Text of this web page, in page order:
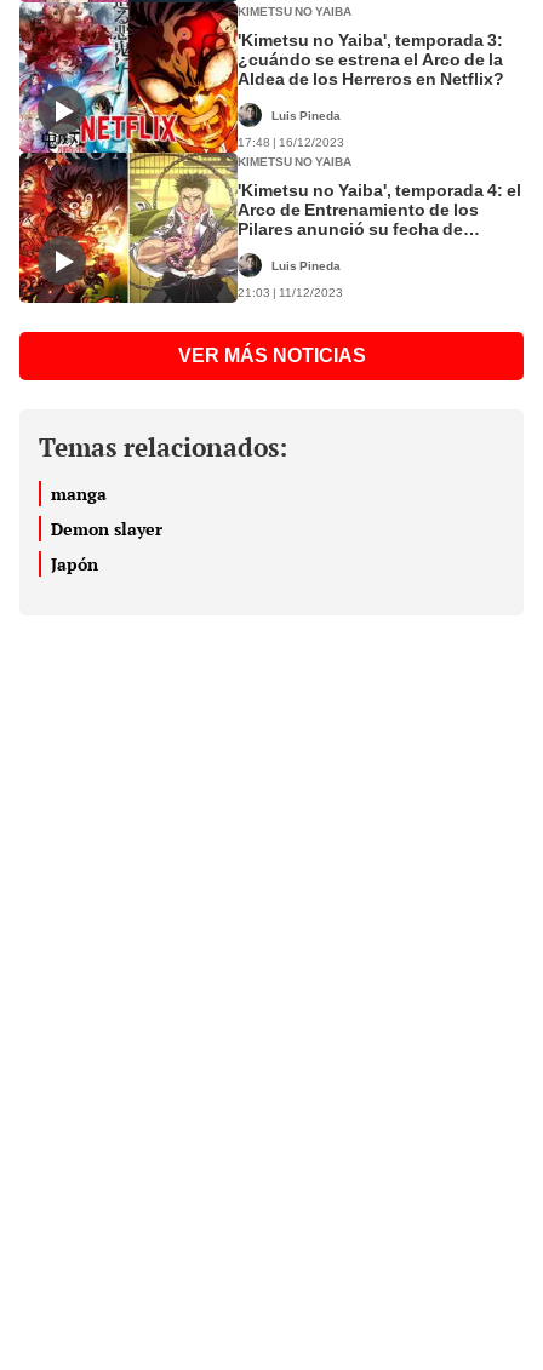
KIMETSU NO YAIBA
'Kimetsu no Yaiba', temporada 3:
¿cuándo se estrena el Arco de la
Aldea de los Herreros en Netflix?
Luis Pineda
17:48 | 16/12/2023
KIMETSU NO YAIBA
'Kimetsu no Yaiba', temporada 4: el
Arco de Entrenamiento de los
Pilares anunció su fecha de
Luis Pineda
21:03 | 11/12/2023
VER MÁS NOTICIAS
Temas relacionados:
manga
Demon slayer
Japón